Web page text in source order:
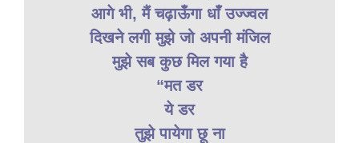
आगे भी, मैं चढ़ाऊँगा धाँ उज्ज्वल
दिखने लगी मुझे जो अपनी मंजिल
मुझे सब कुछ मिल गया है
“मत डर
ये डर
तुझे पायेगा छू ना